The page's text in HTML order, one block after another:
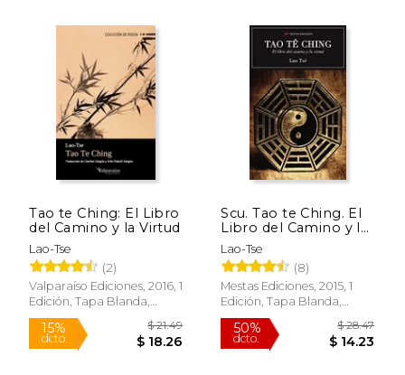
$ 13.79
Tao te Ching: El Libro
del Camino y la Virtud
Lao-Tse
(2)
Valparaíso Ediciones, 2016, 1
Edición, Tapa Blanda,
Nuevo
Scu. Tao te Ching. El
Libro del Camino y la
Virtud
Lao-Tse
(8)
Mestas Ediciones, 2015, 1
Edición, Tapa Blanda,
Nuevo